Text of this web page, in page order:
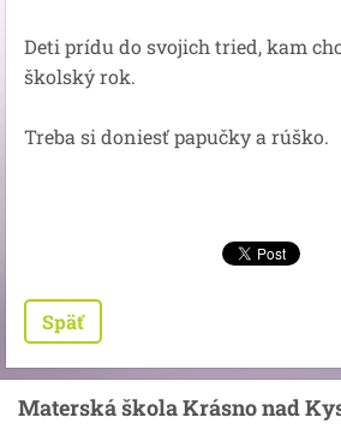
Deti prídu do svojich tried, kam
školský rok.
Treba si doniesť papučky a rúško.
Späť
Materská škola Krásno nad